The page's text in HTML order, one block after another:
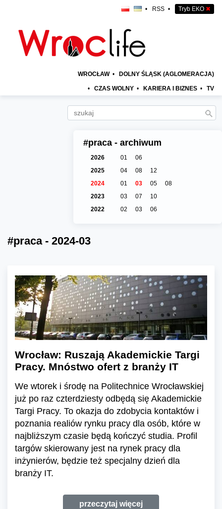
• RSS • Tryb EKO ✖
WROCŁAW • DOLNY ŚLĄSK (AGLOMERACJA)
• CZAS WOLNY • KARIERA I BIZNES • TV
#praca - archiwum
2026 01
06
2025
04 08
12
2024
01 03 05
08
2023
03 07
10
2022
02 03 06
#praca - 2024-03
Wrocław: Ruszają Akademickie Targi
Pracy. Mnóstwo ofert z branży IT
We wtorek i środę na Politechnice Wrocławskiej
już po raz czterdziesty odbędą się Akademickie
Targi Pracy. To okazja do zdobycia kontaktów i
poznania realiów rynku pracy dla osób, które w
najbliższym czasie będą kończyć studia. Profil
targów skierowany jest na rynek pracy dla
inżynierów, będzie też specjalny dzień dla
branży IT.
przeczytaj więcej